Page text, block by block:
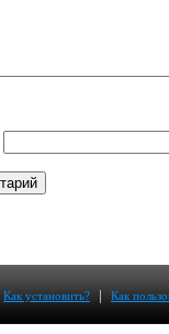
Как установить? | Как